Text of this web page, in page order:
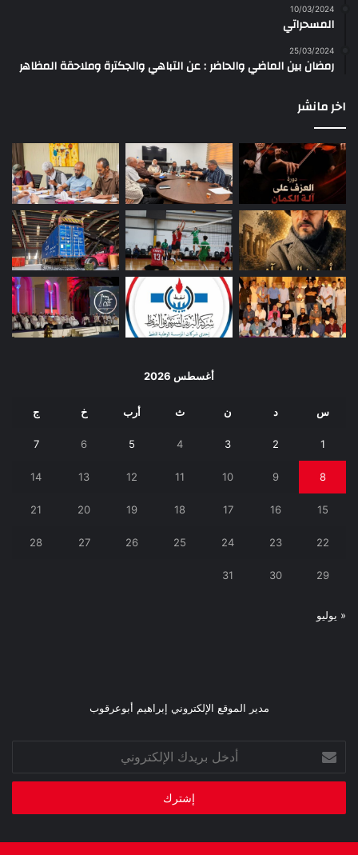
10/03/2024
المسحراتي
25/03/2024
رمضان بين الماضي والحاضر : عن التباهي والجكترة وملاحقة المظاهر
اخر مانشر
أغسطس 2026
س د ن ث أرب خ ج
1
2
3
4
5
6
7
8
9
10
11
12
13
14
15
16
17
18
19
20
21
22
23
24
25
26
27
28
29
30
31
« يوليو
مدير الموقع الإلكتروني إبراهيم أبوعرقوب
بريدك
الإلكتروني